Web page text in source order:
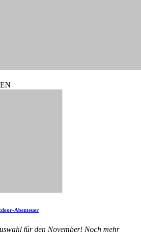
Abenteuer
für den November! Noch mehr